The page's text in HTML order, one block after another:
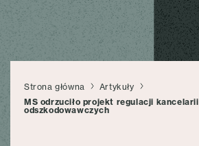
Strona główna
Artykuły
MS odrzuciło projekt regulacji kancelarii
odszkodowawczych